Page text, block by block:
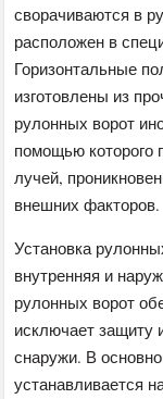
сворачиваются в
расположен в
Горизонтальные
изготовлены из
рулонных ворот
помощью которого
лучей,
внешних факторов.
Установка
внутренняя и
рулонных ворот
исключает защиту
снаружи. В
устанавливается